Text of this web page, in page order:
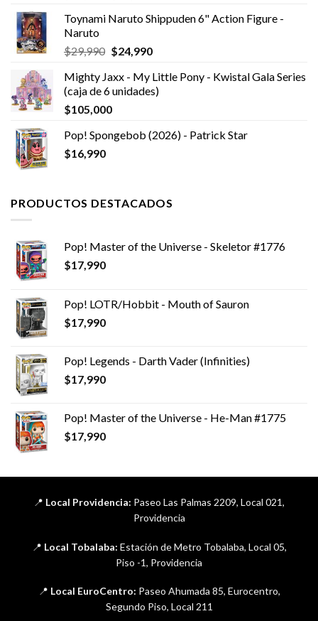
original
$24,990.
actual
$19,990.
Toynami Naruto Shippuden 6" Action Figure -
Naruto
$29,990 El
original
era:
$29,990.
$24,990El
actual
es:
Mighty Jaxx - My Little Pony - Kwistal Gala Series
(caja de 6 unidades)
$105,000
Pop! Spongebob (2026) - Patrick Star
$16,990
PRODUCTOS DESTACADOS
Pop! Master of the Universe - Skeletor #1776
$17,990
Pop! LOTR/Hobbit - Mouth of Sauron
$17,990
Pop! Legends - Darth Vader (Infinities)
$17,990
Pop! Master of the Universe - He-Man #1775
$17,990
📍 Local Providencia: Paseo Las Palmas 2209, Local 021,
Providencia
📍 Local Tobalaba: Estación de Metro Tobalaba, Local 05,
Piso -1, Providencia
📍 Local EuroCentro: Paseo Ahumada 85, Eurocentro,
Segundo Piso, Local 211